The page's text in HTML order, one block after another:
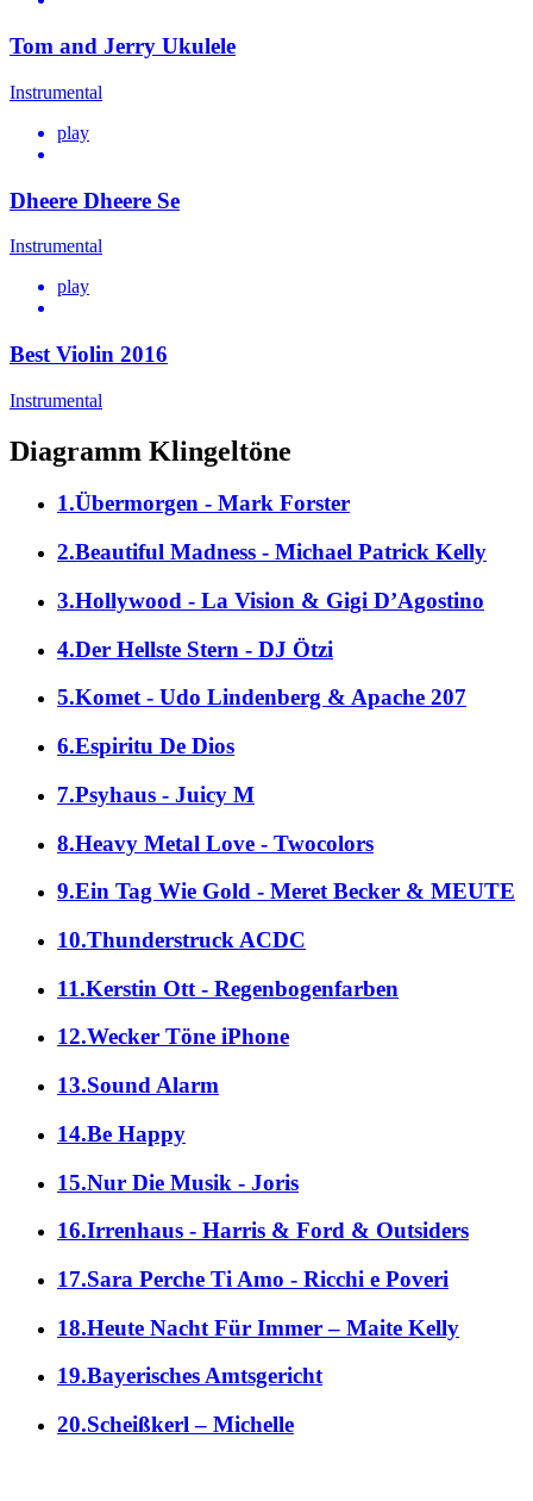
Tom and Jerry Ukulele
Instrumental
play
Dheere Dheere Se
Instrumental
play
Best Violin 2016
Instrumental
Diagramm Klingeltöne
1.Übermorgen - Mark Forster
2.Beautiful Madness - Michael Patrick Kelly
3.Hollywood - La Vision & Gigi D’Agostino
4.Der Hellste Stern - DJ Ötzi
5.Komet - Udo Lindenberg & Apache 207
6.Espiritu De Dios
7.Psyhaus - Juicy M
8.Heavy Metal Love - Twocolors
9.Ein Tag Wie Gold - Meret Becker & MEUTE
10.Thunderstruck ACDC
11.Kerstin Ott - Regenbogenfarben
12.Wecker Töne iPhone
13.Sound Alarm
14.Be Happy
15.Nur Die Musik - Joris
16.Irrenhaus - Harris & Ford & Outsiders
17.Sara Perche Ti Amo - Ricchi e Poveri
18.Heute Nacht Für Immer – Maite Kelly
19.Bayerisches Amtsgericht
20.Scheißkerl – Michelle